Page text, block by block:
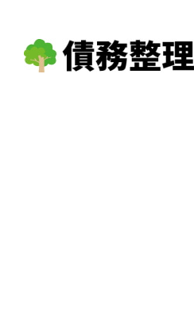
債務整理体験談